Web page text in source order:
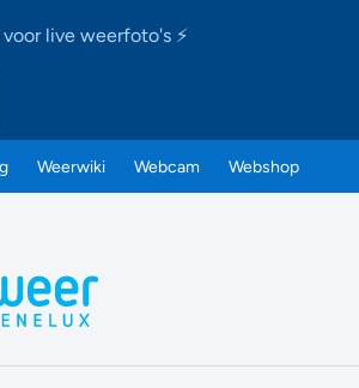
live weerfoto's ⚡
Weerwiki Webcam Webshop